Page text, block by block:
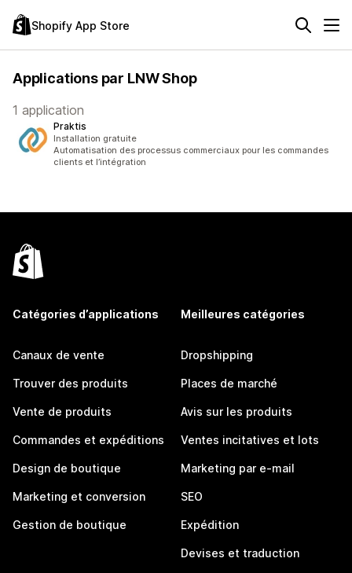
Shopify App Store
Applications par LNW Shop
1 application
Praktis
Installation gratuite
Automatisation des processus commerciaux pour les commandes
clients et l’intégration
Catégories d’applications
Canaux de vente
Trouver des produits
Vente de produits
Commandes et expéditions
Design de boutique
Marketing et conversion
Gestion de boutique
Meilleures catégories
Dropshipping
Places de marché
Avis sur les produits
Ventes incitatives et lots
Marketing par e-mail
SEO
Expédition
Devises et traduction